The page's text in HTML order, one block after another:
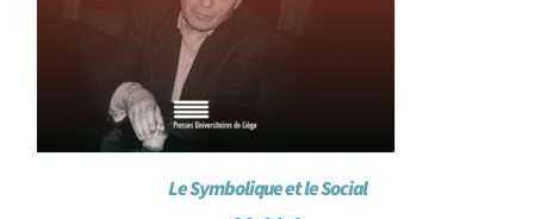
Le Symbolique et le Social